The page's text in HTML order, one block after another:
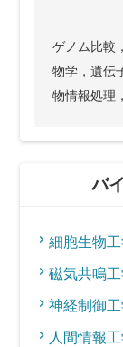
ゲノム比較
物学，遺伝
物情報処理
バ
細胞生物
磁気共鳴
神経制御
人間情報